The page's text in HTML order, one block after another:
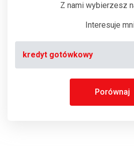
Z nami wybierzesz
Interesuje
kredyt gotówkowy
Porównaj